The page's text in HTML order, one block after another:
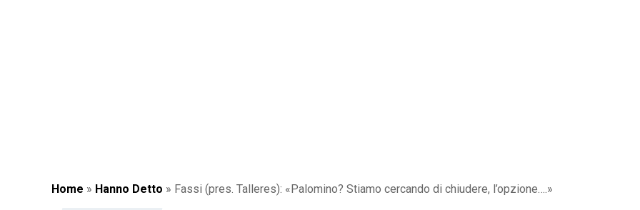
Home » Hanno Detto » Fassi (pres. Talleres): «Palomino? Stiamo cercando di chiudere, l’opzione….»